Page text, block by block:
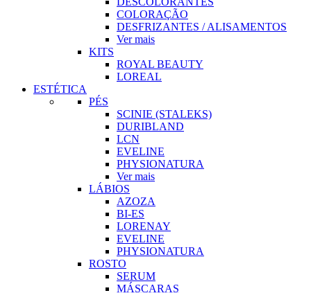
COLORAÇÃO
DESFRIZANTES / ALISAMENTOS
Ver mais
KITS
ROYAL BEAUTY
LOREAL
ESTÉTICA
PÉS
SCINIE (STALEKS)
DURIBLAND
LCN
EVELINE
PHYSIONATURA
Ver mais
LÁBIOS
AZOZA
BI-ES
LORENAY
EVELINE
PHYSIONATURA
ROSTO
SERUM
MÁSCARAS